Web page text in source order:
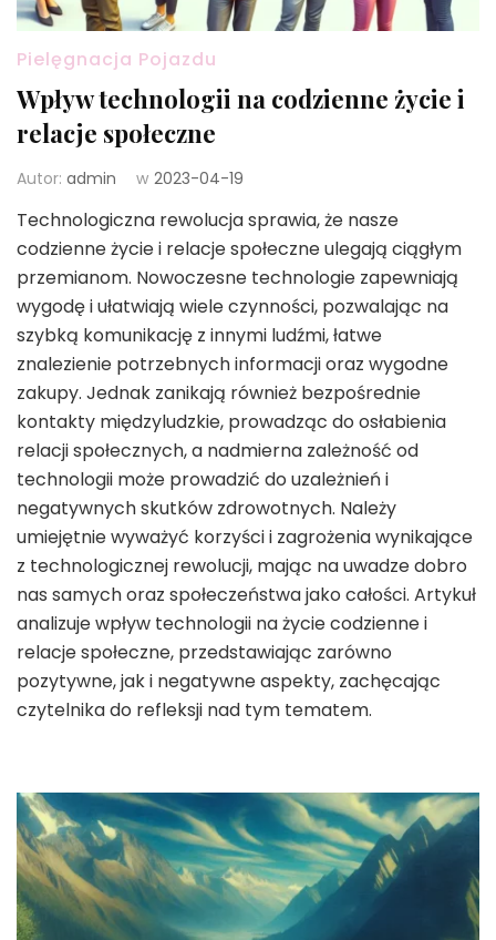
Pielęgnacja Pojazdu
Wpływ technologii na codzienne życie i
relacje społeczne
Autor: admin w 2023-04-19
Technologiczna rewolucja sprawia, że nasze
codzienne życie i relacje społeczne ulegają ciągłym
przemianom. Nowoczesne technologie zapewniają
wygodę i ułatwiają wiele czynności, pozwalając na
szybką komunikację z innymi ludźmi, łatwe
znalezienie potrzebnych informacji oraz wygodne
zakupy. Jednak zanikają również bezpośrednie
kontakty międzyludzkie, prowadząc do osłabienia
relacji społecznych, a nadmierna zależność od
technologii może prowadzić do uzależnień i
negatywnych skutków zdrowotnych. Należy
umiejętnie wyważyć korzyści i zagrożenia wynikające
z technologicznej rewolucji, mając na uwadze dobro
nas samych oraz społeczeństwa jako całości. Artykuł
analizuje wpływ technologii na życie codzienne i
relacje społeczne, przedstawiając zarówno
pozytywne, jak i negatywne aspekty, zachęcając
czytelnika do refleksji nad tym tematem.